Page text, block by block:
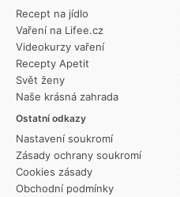
Recept na jídlo
Vaření na Lifee.cz
Videokurzy vaření
Recepty Apetit
Svět ženy
Naše krásná zahrada
Ostatní odkazy
Nastavení soukromí
Zásady ochrany soukromí
Cookies zásady
Obchodní podmínky